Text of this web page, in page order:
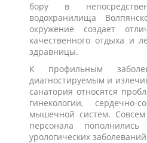
Персонал санатория
чтобы пребывание здесь
постояльца максимально
этого предлагается
направлениям, в их
международного
спектр экскурсионных
отдыхающих.
бору в
водохранилища
окружение создает
качественного отдыха и
здравницы.
К профильным
диагностируемым и
санатория относятся
гинекологии, сердечно-
мышечной систем.
персонала
урологических